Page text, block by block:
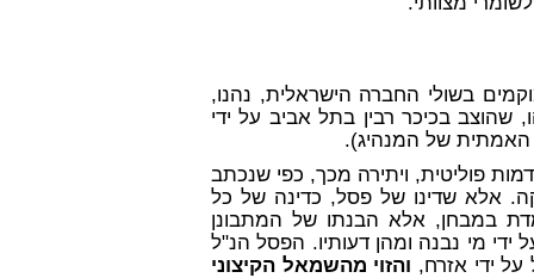
בשולי החברה הישראלית, נהנו,
שהוצב בכיכר רבין בתל אביב על ידי
של המנהיג).
פוליטית, ויתירה מכך, כפי שנכתב
- הוא סולד מפוליטיקה. אלא שדינו של פסל, כדינה של כל
במבחן, אלא הבנתו של המתבונן
ידי מי נבנה ומהן דעותיו. הפסל הנ"ל
ידי אזרח, והזוי מהשמאל הקיצוני